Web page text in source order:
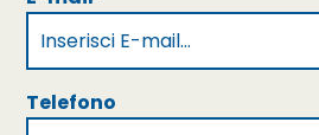
Telefono